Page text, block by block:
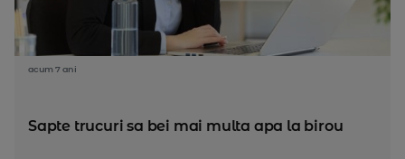
acum 7 ani
Sapte trucuri sa bei mai multa apa la birou